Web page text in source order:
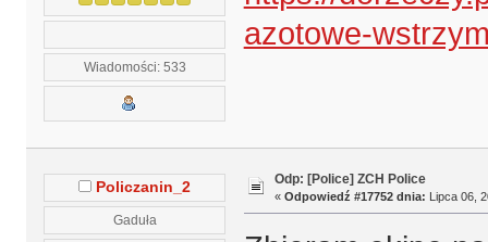
Wiadomości: 533
azotowe-
Policzanin_2
Gaduła
Odp: [Police] ZCH Police
« Odpowiedź #17752 dnia: Lipca 06,